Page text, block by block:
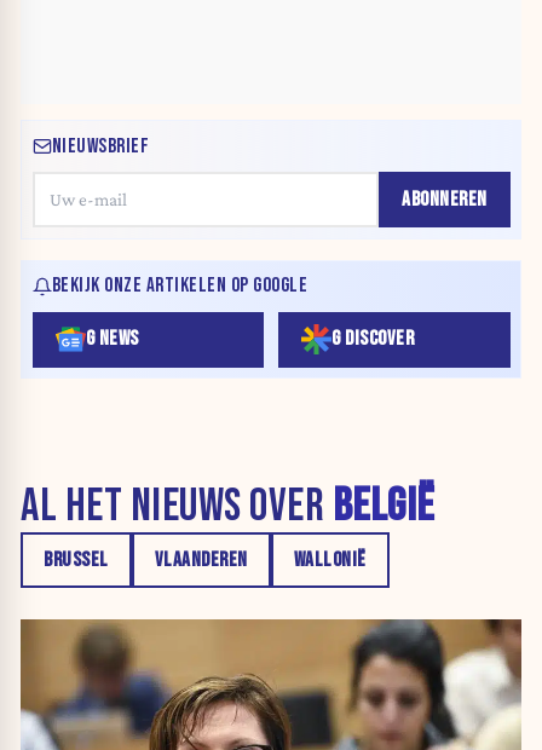
NIEUWSBRIEF
ABONNEREN
BEKIJK ONZE ARTIKELEN OP GOOGLE
G NEWS G DISCOVER
AL HET NIEUWS OVER BELGIË
BRUSSEL VLAANDEREN WALLONIË